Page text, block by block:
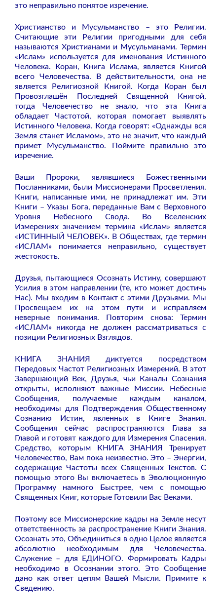
это неправильно понятое изречение.
Христианство и Мусульманство – это Религии.
Считающие эти Религии пригодными для себя
называются Христианами и Мусульманами. Термин
«Ислам» используется для именования Истинного
Человека. Коран, Книга Ислама, является Книгой
всего Человечества. В действительности, она не
является Религиозной Книгой. Когда Коран был
Провозглашён Последней Священной Книгой,
тогда Человечество не знало, что эта Книга
обладает Частотой, которая помогает выявлять
Истинного Человека. Когда говорят: «Однажды вся
Земля станет Исламом», это не значит, что каждый
примет Мусульманство. Поймите правильно это
изречение.
Ваши Пророки, являвшиеся Божественными
Посланниками, были Миссионерами Просветления.
Книги, написанные ими, не принадлежат им. Эти
Книги – Указы Бога, переданные Вам с Верховного
Уровня Небесного Свода. Во Вселенских
Измерениях значением термина «Ислам» является
«ИСТИННЫЙ ЧЕЛОВЕК». В Обществах, где термин
«ИСЛАМ» понимается неправильно, существует
жестокость.
Друзья, пытающиеся Осознать Истину, совершают
Усилия в этом направлении (те, кто может достичь
Нас). Мы входим в Контакт с этими Друзьями. Мы
Просвещаем их на этом пути и исправляем
неверные понимания. Повторим снова: Термин
«ИСЛАМ» никогда не должен рассматриваться с
позиции Религиозных Взглядов.
КНИГА ЗНАНИЯ диктуется посредством
Передовых Частот Религиозных Измерений. В этот
Завершающий Век, Друзья, чьи Каналы Сознания
открыты, исполняют важные Миссии. Небесные
Сообщения, получаемые каждым каналом,
необходимы для Подтверждения Общественному
Сознанию Истин, явленных в Книге Знания.
Сообщения сейчас распространяются Глава за
Главой и готовят каждого для Измерения Спасения.
Средство, которым КНИГА ЗНАНИЯ Тренирует
Человечество, Вам пока неизвестно. Это – Энергии,
содержащие Частоты всех Священных Текстов. С
помощью этого Вы включаетесь в Эволюционную
Программу намного Быстрее, чем с помощью
Священных Книг, которые Готовили Вас Веками.
Поэтому все Миссионерские кадры на Земле несут
ответственность за распространение Книги Знания.
Осознать это, Объединиться в одно Целое является
абсолютно необходимым для Человечества.
Служение – для ЕДИНОГО. Формировать Кадры
необходимо в Осознании этого. Это Сообщение
дано как ответ цепям Вашей Мысли. Примите к
Сведению.